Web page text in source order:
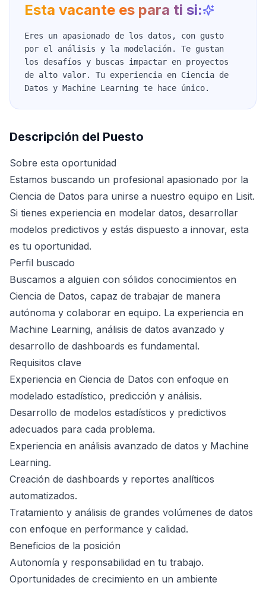
Esta vacante es para ti si:
Eres un apasionado de los datos, con gusto
por el análisis y la modelación. Te gustan
los desafíos y buscas impactar en proyectos
de alto valor. Tu experiencia en Ciencia de
Datos y Machine Learning te hace único.
Descripción del Puesto
Sobre esta oportunidad
Estamos buscando un profesional apasionado por la
Ciencia de Datos para unirse a nuestro equipo en Lisit.
Si tienes experiencia en modelar datos, desarrollar
modelos predictivos y estás dispuesto a innovar, esta
es tu oportunidad.
Perfil buscado
Buscamos a alguien con sólidos conocimientos en
Ciencia de Datos, capaz de trabajar de manera
autónoma y colaborar en equipo. La experiencia en
Machine Learning, análisis de datos avanzado y
desarrollo de dashboards es fundamental.
Requisitos clave
Experiencia en Ciencia de Datos con enfoque en
modelado estadístico, predicción y análisis.
Desarrollo de modelos estadísticos y predictivos
adecuados para cada problema.
Experiencia en análisis avanzado de datos y Machine
Learning.
Creación de dashboards y reportes analíticos
automatizados.
Tratamiento y análisis de grandes volúmenes de datos
con enfoque en performance y calidad.
Beneficios de la posición
Autonomía y responsabilidad en tu trabajo.
Oportunidades de crecimiento en un ambiente